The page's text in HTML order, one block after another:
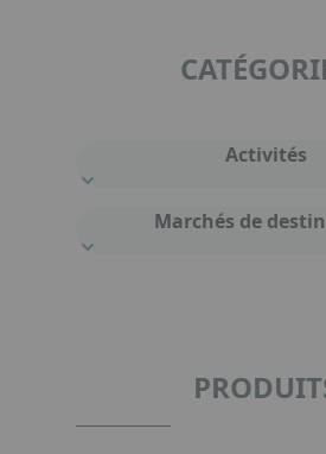
Activités
Marchés de